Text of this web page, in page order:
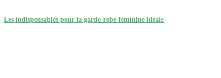
Les indispensables pour la garde-robe féminine idéale